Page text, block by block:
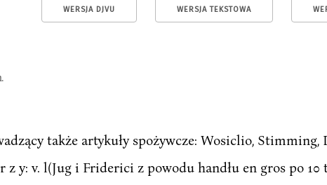
WERSJA DJVU WERSJA TEKSTOWA
także artykuły spożywcze: Wosiclio,
z y: v. l(Jug i Friderici z powodu handłu en gros po